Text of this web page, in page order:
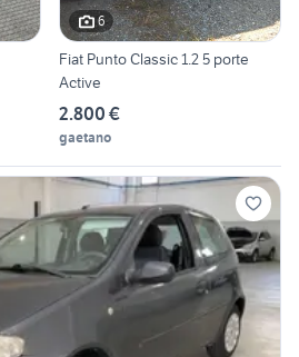
6
Fiat Punto Classic 1.2 5 porte
Active
2.800 €
gaetano